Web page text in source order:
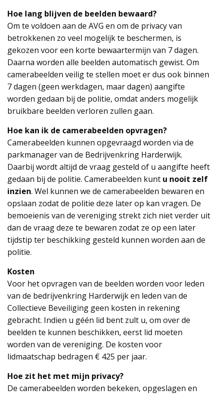
Hoe lang blijven de beelden bewaard?
Om te voldoen aan de AVG en om de privacy van
betrokkenen zo veel mogelijk te beschermen, is
gekozen voor een korte bewaartermijn van 7 dagen.
Daarna worden alle beelden automatisch gewist. Om
camerabeelden veilig te stellen moet er dus ook binnen
7 dagen (geen werkdagen, maar dagen) aangifte
worden gedaan bij de politie, omdat anders mogelijk
bruikbare beelden verloren zullen gaan.
Hoe kan ik de camerabeelden opvragen?
Camerabeelden kunnen opgevraagd worden via de
parkmanager van de Bedrijvenkring Harderwijk.
Daarbij wordt altijd de vraag gesteld of u aangifte heeft
gedaan bij de politie. Camerabeelden kunt u nooit zelf
inzien. Wel kunnen we de camerabeelden bewaren en
opslaan zodat de politie deze later op kan vragen. De
bemoeienis van de vereniging strekt zich niet verder uit
dan de vraag deze te bewaren zodat ze op een later
tijdstip ter beschikking gesteld kunnen worden aan de
politie.
Kosten
Voor het opvragen van de beelden worden voor leden
van de bedrijvenkring Harderwijk en leden van de
Collectieve Beveiliging geen kosten in rekening
gebracht. Indien u géén lid bent zult u, om over de
beelden te kunnen beschikken, eerst lid moeten
worden van de vereniging. De kosten voor
lidmaatschap bedragen € 425 per jaar.
Hoe zit het met mijn privacy?
De camerabeelden worden bekeken, opgeslagen en